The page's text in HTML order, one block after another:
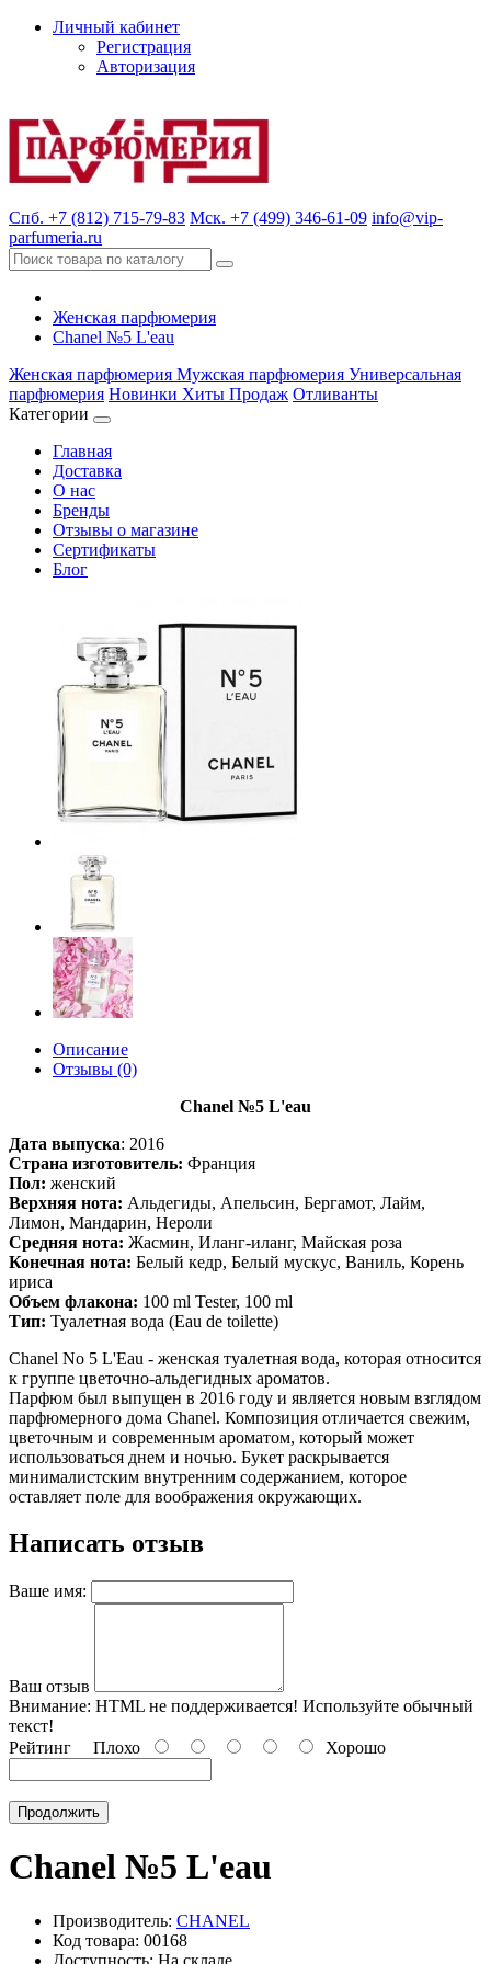
Личный кабинет
Регистрация
Авторизация
Спб. +7 (812) 715-79-83 Мск. +7 (499) 346-61-09 info@vip-
parfumeria.ru
Женская парфюмерия
Chanel №5 L'eau
Женская парфюмерия Мужская парфюмерия Универсальная
парфюмерия Новинки Хиты Продаж Отливанты
Категории
Главная
Доставка
О нас
Бренды
Отзывы о магазине
Сертификаты
Блог
Описание
Отзывы (0)
Chanel №5 L'eau
Дата выпуска: 2016
Страна изготовитель: Франция
Пол: женский
Верхняя нота: Альдегиды, Апельсин, Бергамот, Лайм,
Лимон, Мандарин, Нероли
Средняя нота: Жасмин, Иланг-иланг, Майская роза
Конечная нота: Белый кедр, Белый мускус, Ваниль, Корень
ириса
Объем флакона: 100 ml Tester, 100 ml
Тип: Туалетная вода (Eau de toilette)
Chanel No 5 L'Eau - женская туалетная вода, которая относится
к группе цветочно-альдегидных ароматов.
Парфюм был выпущен в 2016 году и является новым взглядом
парфюмерного дома Chanel. Композиция отличается свежим,
цветочным и современным ароматом, который может
использоваться днем и ночью. Букет раскрывается
минималистским внутренним содержанием, которое
оставляет поле для воображения окружающих.
Написать отзыв
Ваше имя:
Ваш отзыв
Внимание: HTML не поддерживается! Используйте обычный
текст!
Рейтинг Плохо Хорошо
Продолжить
Chanel №5 L'eau
Производитель: CHANEL
Код товара: 00168
Доступность: На складе